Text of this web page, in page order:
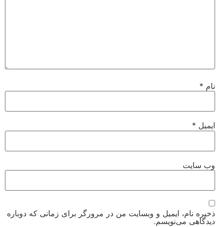
نام *
ایمیل *
وب‌ سایت
ذخیره نام، ایمیل و وبسایت من در مرورگر برای زمانی که دوباره
دیدگاهی می‌نویسم.